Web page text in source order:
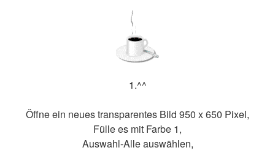
1.^^
Öffne ein neues transparentes Bild 950 x 650 Pixel,
Fülle es mit Farbe 1,
Auswahl-Alle auswählen,